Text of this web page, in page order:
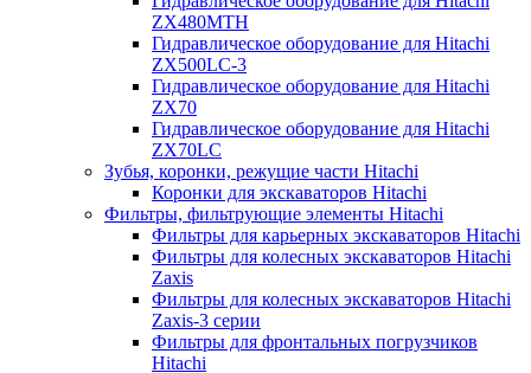
ZX480MTH
Гидравлическое оборудование для Hitachi
ZX500LC-3
Гидравлическое оборудование для Hitachi
ZX70
Гидравлическое оборудование для Hitachi
ZX70LC
Зубья, коронки, режущие части Hitachi
Коронки для экскаваторов Hitachi
Фильтры, фильтрующие элементы Hitachi
Фильтры для карьерных экскаваторов Hitachi
Фильтры для колесных экскаваторов Hitachi
Zaxis
Фильтры для колесных экскаваторов Hitachi
Zaxis-3 серии
Фильтры для фронтальных погрузчиков
Hitachi